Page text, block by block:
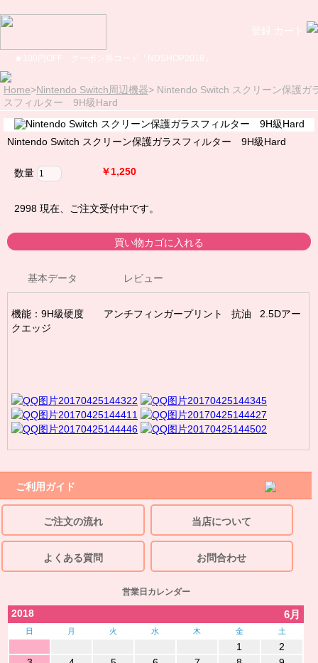
Home>Nintendo Switch周辺機器> Nintendo Switch スクリーン保護ガ
スフィルター 9H級Hard
Nintendo Switch スクリーン保護ガラスフィルター 9H級Hard
数量 ￥1,250
2998 現在、ご注文受付中です。
基本データ レビュー
機能：9H級硬度 アンチフィンガープリント 抗油 2.5Dアー
クエッジ
ご利用ガイド
ご注文の流れ 当店について
よくある質問 お問合わせ
営業日カレンダー
2018 6月
日 月 火 水 木 金 土
1
2